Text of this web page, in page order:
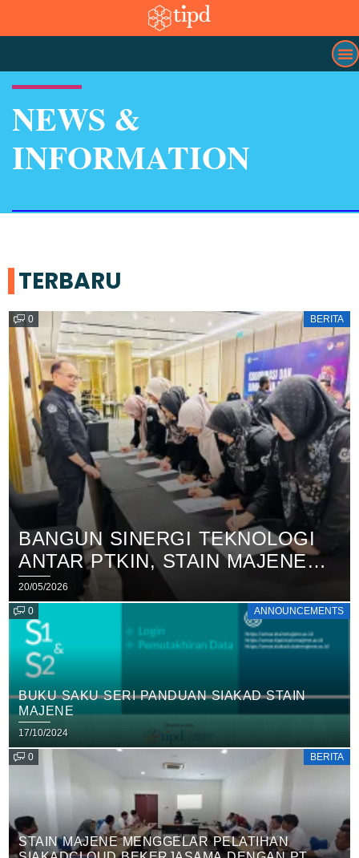
NEWS &
INFORMATION
TERBARU
0 BERITA
BANGUN SINERGI TEKNOLOGI
ANTAR PTKIN, STAIN MAJENE
BERPARTISIPASI DALAM MOA
FORUM TIPD
20/05/2026
0 ANNOUNCEMENTS
BUKU SAKU SERI PANDUAN SIAKAD STAIN
MAJENE
17/10/2024
0 BERITA
STAIN MAJENE MENGGELAR PELATIHAN